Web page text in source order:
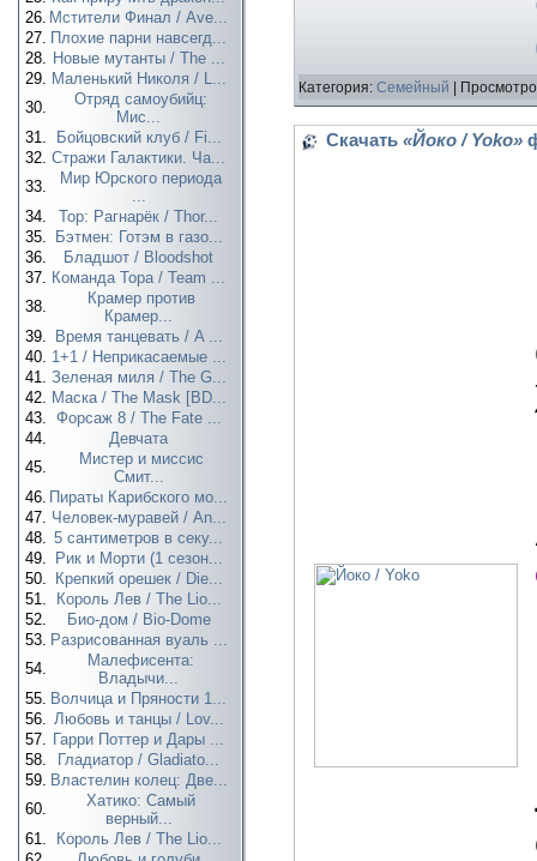
26. Мстители Финал / Ave...
27. Плохие парни навсегд...
28. Новые мутанты / The ...
29. Маленький Николя / L...
30.
Отряд самоубийц:
Мис...
31.
Бойцовский клуб / Fi...
32. Стражи Галактики. Ча...
33.
Мир Юрского периода
...
34.
Тор: Рагнарёк / Thor...
35.
Бэтмен: Готэм в газо...
36.
Бладшот / Bloodshot
37. Команда Тора / Team ...
38.
Крамер против
Крамер...
39.
Время танцевать / A ...
40. 1+1 / Неприкасаемые ...
41. Зеленая миля / The G...
42. Маска / The Mask [BD...
43. Форсаж 8 / The Fate ...
44.
Девчата
45.
Мистер и миссис
Смит...
46. Пираты Карибского мо...
47. Человек-муравей / An...
48. 5 сантиметров в секу...
49.
Рик и Морти (1 сезон...
50.
Крепкий орешек / Die...
51.
Король Лев / The Lio...
52.
Био-дом / Bio-Dome
53. Разрисованная вуаль ...
54.
Малефисента:
Владычи...
55. Волчица и Пряности 1...
56. Любовь и танцы / Lov...
57. Гарри Поттер и Дары ...
58.
Гладиатор / Gladiato...
59. Властелин колец: Две...
60.
Хатико: Самый
верный...
61.
Король Лев / The Lio...
Категория: Семейный |
Скачать «Йоко / Yoko»